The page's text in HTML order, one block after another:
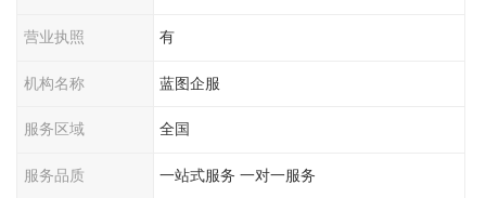
营业执照 有
机构名称 蓝图企服
服务区域 全国
服务品质 一站式服务 一对一服务